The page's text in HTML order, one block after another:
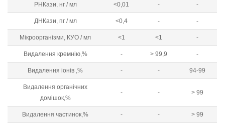
РНКази, нг / мл <0,01 - -
ДНКази, пг / мл <0,4 - -
Мікроорганізми, КУО / мл <1 <1 -
Видалення кремнію,% - > 99,9 -
Видалення іонів ,% - - 94-99
Видалення органічних
домішок,%
- - > 99
Видалення частинок,% - - > 99